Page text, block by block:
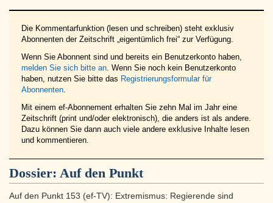
Die Kommentarfunktion (lesen und schreiben) steht exklusiv
Abonnenten der Zeitschrift „eigentümlich frei“ zur Verfügung.
Wenn Sie Abonnent sind und bereits ein Benutzerkonto haben,
melden Sie sich bitte an. Wenn Sie noch kein Benutzerkonto
haben, nutzen Sie bitte das Registrierungsformular für
Abonnenten.
Mit einem ef-Abonnement erhalten Sie zehn Mal im Jahr eine
Zeitschrift (print und/oder elektronisch), die anders ist als andere.
Dazu können Sie dann auch viele andere exklusive Inhalte lesen
und kommentieren.
Dossier: Auf den Punkt
Auf den Punkt 153 (ef-TV): Extremismus: Regierende sind